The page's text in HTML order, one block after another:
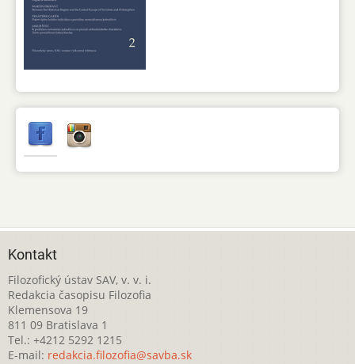
Kontakt
Filozofický ústav SAV, v. v. i.
Redakcia časopisu Filozofia
Klemensova 19
811 09 Bratislava 1
Tel.: +4212 5292 1215
E-mail: redakcia.filozofia@savba.sk